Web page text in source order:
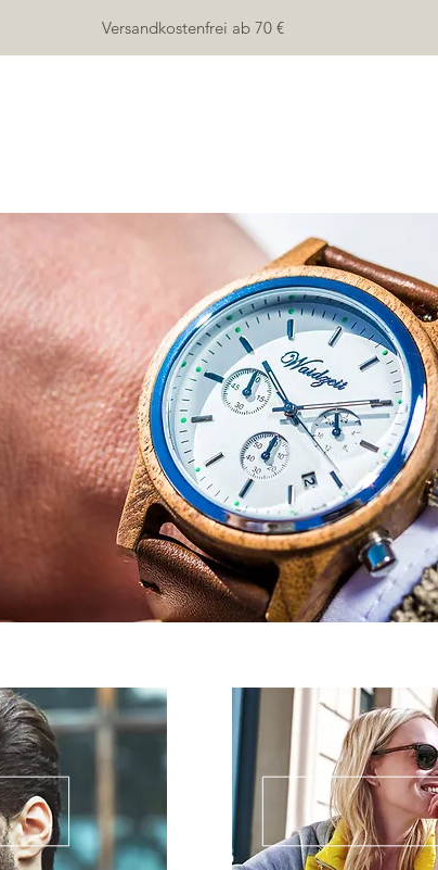
Versandkostenfrei ab 70 €